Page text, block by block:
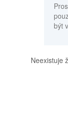
být
Neexistuje